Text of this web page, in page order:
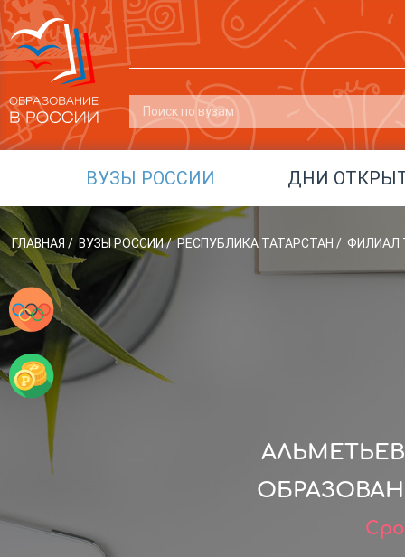
ВУЗЫ РОССИИ ДНИ
ГЛАВНАЯ / ВУЗЫ РОССИИ/ РЕСПУБЛИКА ТАТАРСТАН / ФИЛИАЛ